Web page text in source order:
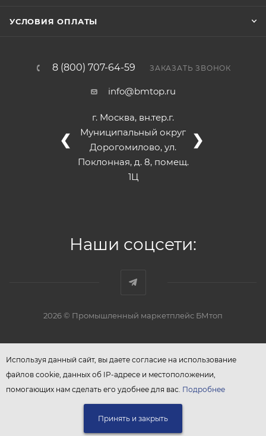
УСЛОВИЯ ОПЛАТЫ
8 (800) 707-64-59 ЗАКАЗАТЬ ЗВОНОК
info@bmtop.ru
г. Москва, вн.тер.г.
Муниципальный округ
Дорогомилово, ул.
Поклонная, д. 8, помещ.
1Ц
❮ ❯
Наши соцсети:
2026 © Промышленный маркетплейс БМтоп
Используя данный сайт, вы даете согласие на использование
файлов cookie, данных об IP-адресе и местоположении,
помогающих нам сделать его удобнее для вас. Подробнее
Принять и закрыть